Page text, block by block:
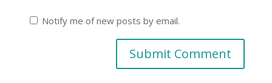
Notify me of new posts by email.